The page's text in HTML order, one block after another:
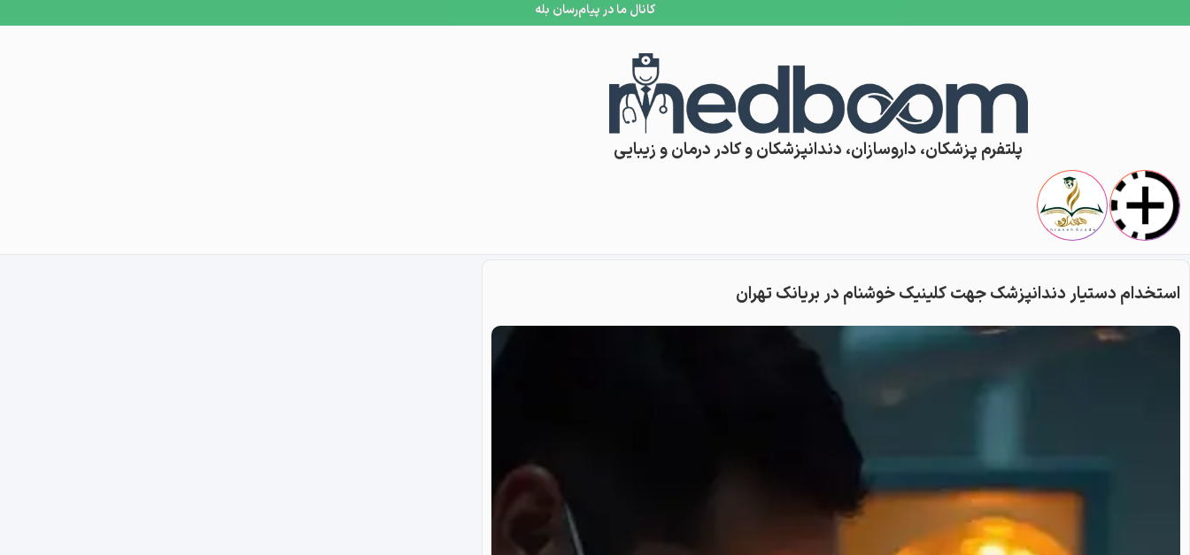
کانال ما در پیام‌رسان بله
Skip to content
پلتفرم پزشکان، داروسازان، دندانپزشکان و کادر درمان و زیبایی
استخدام دستیار دندانپزشک جهت کلینیک خوشنام در بریانک تهران